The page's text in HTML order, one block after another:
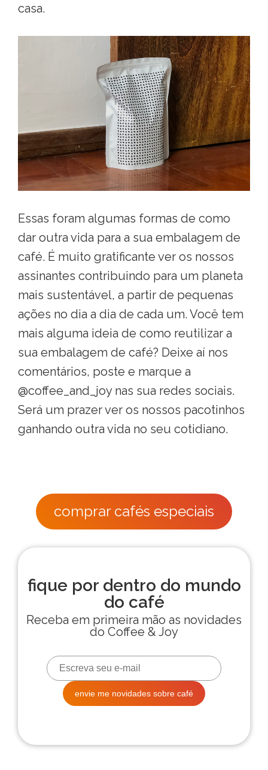
casa.
Essas foram algumas formas de como
dar outra vida para a sua embalagem de
café. É muito gratificante ver os nossos
assinantes contribuindo para um planeta
mais sustentável, a partir de pequenas
ações no dia a dia de cada um. Você tem
mais alguma ideia de como reutilizar a
sua embalagem de café? Deixe aí nos
comentários, poste e marque a
@coffee_and_joy nas sua redes sociais.
Será um prazer ver os nossos pacotinhos
ganhando outra vida no seu cotidiano.
comprar cafés especiais